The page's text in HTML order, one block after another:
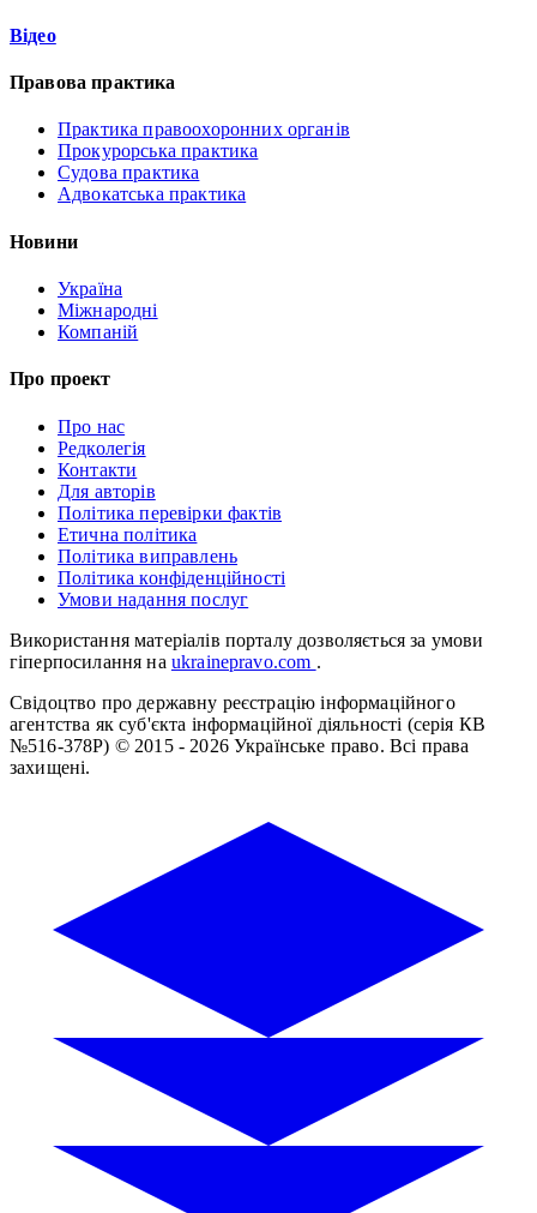
Відео
Правова практика
Практика правоохоронних органів
Прокурорська практика
Судова практика
Адвокатська практика
Новини
Україна
Міжнародні
Компаній
Про проект
Про нас
Редколегія
Контакти
Для авторів
Політика перевірки фактів
Етична політика
Політика виправлень
Політика конфіденційності
Умови надання послуг
Використання матеріалів порталу дозволяється за умови
гіперпосилання на ukrainepravo.com .
Свідоцтво про державну реєстрацію інформаційного
агентства як суб'єкта інформаційної діяльності (серія КВ
№516-378Р) © 2015 - 2026 Українське право. Всі права
захищені.